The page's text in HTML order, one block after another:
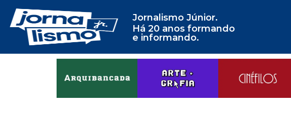
Jornalismo Júnior.
Há 20 anos formando
e informando.